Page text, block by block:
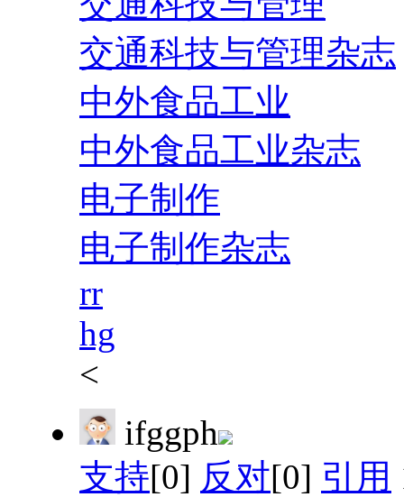
交通科技与管理杂志
中外食品工业
中外食品工业杂志
电子制作
电子制作杂志
rr
hg
<
ifggph
支持[0] 反对[0] 引用